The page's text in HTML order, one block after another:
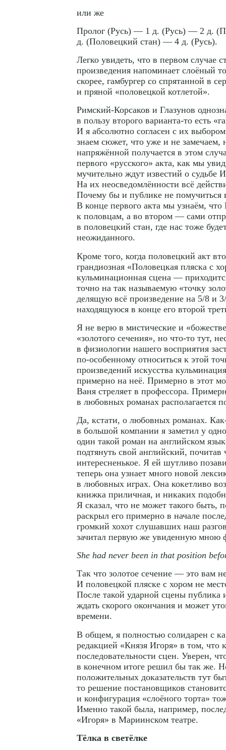
или же
Пролог (Русь) — 1 д. (Русь) — 2 д.
д. (Половецкий стан) — 4 д. (Русь).
Легко увидеть, что в первом случае
произведения напоминает слоёный
скорее, гамбургер со спрятанной в
и пряной «половецкой котлетой».
Римский-Корсаков и Глазунов
в пользу второго варианта-то есть
И я абсолютно согласен с их
знаем сюжет, что уже и не замечаем,
напряжённой получается в этом
первого «русского» акта, как мы
мучительно ждут известий о судьбе
На их неосведомлённости всё
Почему бы и публике не помучиться
В конце первого акта мы узнаём,
к половцам, а во втором — сами
в половецкий стан, где нас тоже
неожиданного.
Кроме того, когда половецкий акт
грандиозная «Половецкая пляска с
кульминационная сцена —
точно на так называемую «точку
делящую всё произведение на 5/8 и
находящуюся в конце его второй
Я не верю в мистические и
«золотого сечения», но что-то тут,
в физиологии нашего восприятия
по-особенному относиться к этой
произведений искусства
примерно на неё. Примерно в этот
Ваня стреляет в профессора.
в любовных романах располагается
Да, кстати, о любовных романах.
в большой компании я заметил у
один такой роман на английском
подтянуть свой английский, почитав
интересненькое. Я ей шутливо
теперь она узнает много новой
в любовных играх. Она кокетливо
книжка приличная, и никаких
Я сказал, что не может такого быть,
раскрыл его примерно в начале
громкий хохот слушавших наш
зачитал первую же увиденную мною
She had never been in that position
Так что золотое сечение — это вам
И половецкой пляске с хором не
После такой ударной сцены публика
ждать скорого окончания и может
времени.
В общем, я полностью солидарен с
редакцией «Князя Игоря» в том, что
последовательности сцен. Уверен,
в конечном итоге решил бы так же.
положительных доказательств тут
то решение постановщиков
и конфигурация «слоёного торта»
Именно такой была, например,
«Игоря» в Мариинском театре.
Тёлка в светёлке